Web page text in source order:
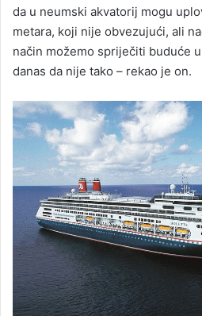
da u neumski akvatorij mogu
metara, koji nije obvezujući, ali
način možemo spriječiti buduće
danas da nije tako – rekao je on.